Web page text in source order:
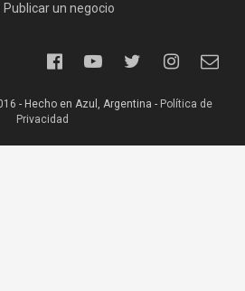
Publicar un negocio
- Hecho en Azul, Argentina - Política de
Privacidad